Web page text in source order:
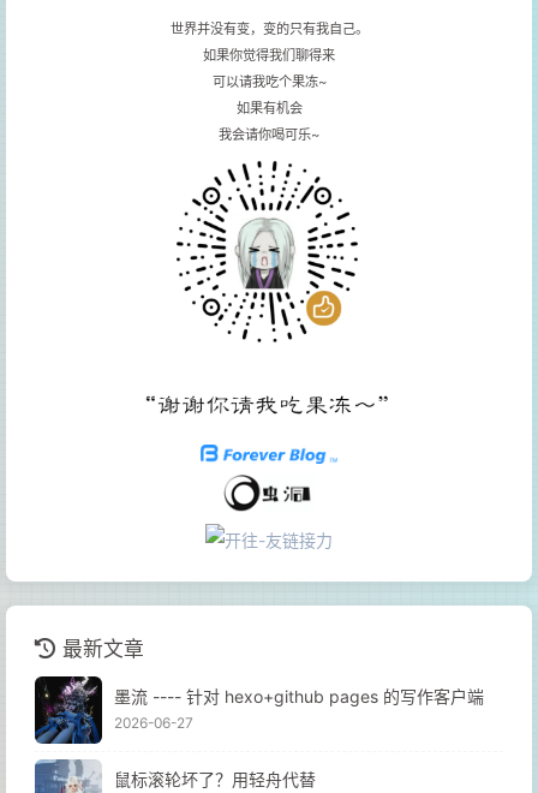
世界并没有变，变的只有我自己。
如果你觉得我们聊得来
可以请我吃个果冻~
如果有机会
我会请你喝可乐~
最新文章
墨流 ---- 针对 hexo+github pages 的写作客户端
2026-06-27
鼠标滚轮坏了？用轻舟代替